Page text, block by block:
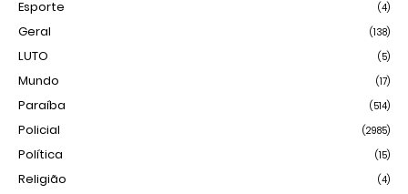
Esporte (4)
Geral (138)
LUTO (5)
Mundo (17)
Paraíba (514)
Policial (2985)
Política (15)
Religião (4)